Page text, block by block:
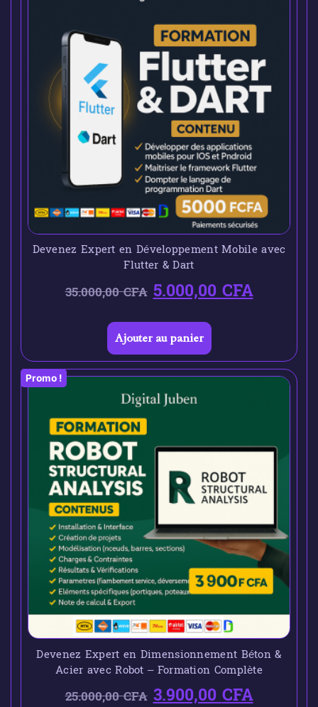
Devenez Expert en Développement Mobile avec
Flutter & Dart
35.000,00CFA 5.000,00CFA
Ajouter au panier
Promo !
Devenez Expert en Dimensionnement Béton &
Acier avec Robot – Formation Complète
25.000,00CFA 3.900,00CFA